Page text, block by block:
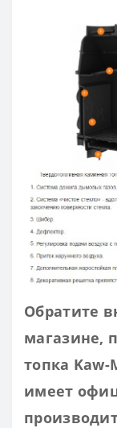
Обратите
магазине,
топка Kaw-
имеет